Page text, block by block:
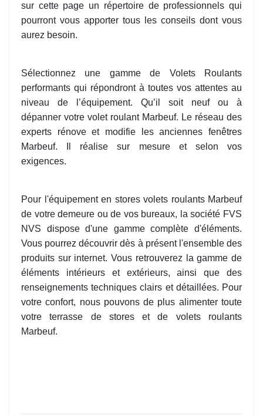
sur cette page un répertoire de professionnels qui
pourront vous apporter tous les conseils dont vous
aurez besoin.
Sélectionnez une gamme de Volets Roulants
performants qui répondront à toutes vos attentes au
niveau de l’équipement. Qu’il soit neuf ou à
dépanner votre volet roulant Marbeuf. Le réseau des
experts rénove et modifie les anciennes fenêtres
Marbeuf. Il réalise sur mesure et selon vos
exigences.
Pour l'équipement en stores volets roulants Marbeuf
de votre demeure ou de vos bureaux, la société FVS
NVS dispose d'une gamme complète d'éléments.
Vous pourrez découvrir dès à présent l'ensemble des
produits sur internet. Vous retrouverez la gamme de
éléments intérieurs et extérieurs, ainsi que des
renseignements techniques clairs et détaillées. Pour
votre confort, nous pouvons de plus alimenter toute
votre terrasse de stores et de volets roulants
Marbeuf.